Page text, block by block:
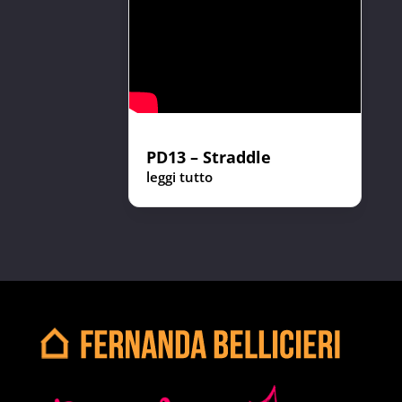
PD13 – Straddle
leggi tutto